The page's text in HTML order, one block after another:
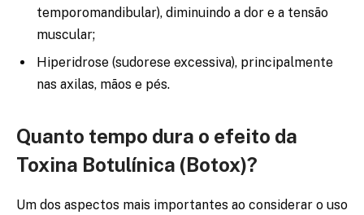
temporomandibular), diminuindo a dor e a tensão
muscular;
Hiperidrose (sudorese excessiva), principalmente
nas axilas, mãos e pés.
Quanto tempo dura o efeito da
Toxina Botulínica (Botox)?
Um dos aspectos mais importantes ao considerar o uso